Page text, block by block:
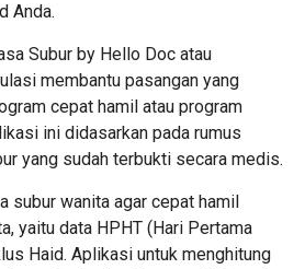
Anda.
Subur by Hello Doc atau
membantu pasangan yang
cepat hamil atau program
ini didasarkan pada rumus
yang sudah terbukti secara medis.
subur wanita agar cepat hamil
yaitu data HPHT (Hari Pertama
Haid. Aplikasi untuk menghitung